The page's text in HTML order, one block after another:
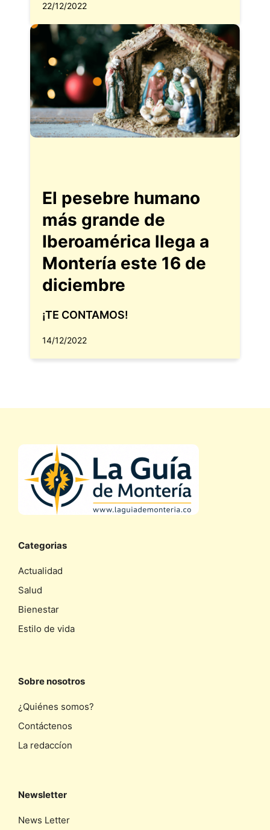
22/12/2022
El pesebre humano
más grande de
Iberoamérica llega a
Montería este 16 de
diciembre
¡TE CONTAMOS!
14/12/2022
Categorias
Actualidad
Salud
Bienestar
Estilo de vida
Sobre nosotros
¿Quiénes somos?
Contáctenos
La redaccíon
Newsletter
News Letter